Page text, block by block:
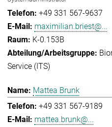
+49 331 567-9637
maximilian.briest@...
K-0.153B
Service (ITS)
Mattea Brunk
+49 331 567-9189
mattea.brunk@...